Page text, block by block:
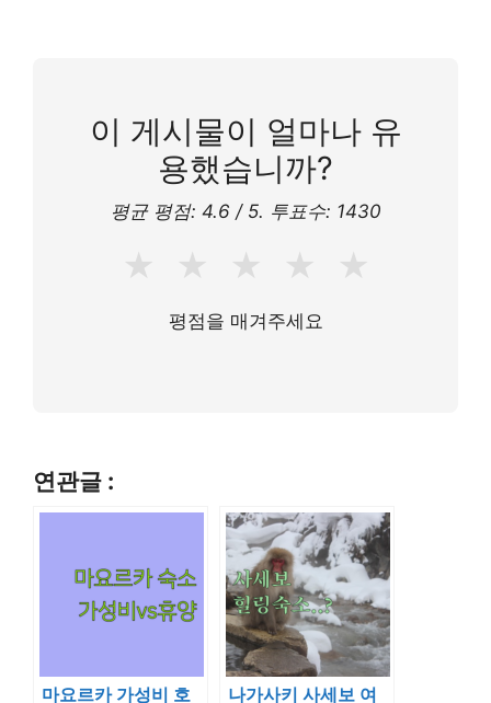
이 게시물이 얼마나 유
용했습니까?
평균 평점: 4.6 / 5. 투표수: 1430
★ ★ ★ ★ ★
평점을 매겨주세요
연관글 :
마요르카 가성비 호 나가사키 사세보 여